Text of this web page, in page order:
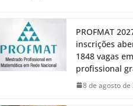
PROFMAT
inscrições
1848 vagas
profissional
8 de agosto de